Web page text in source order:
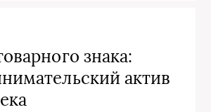
знака:
актив